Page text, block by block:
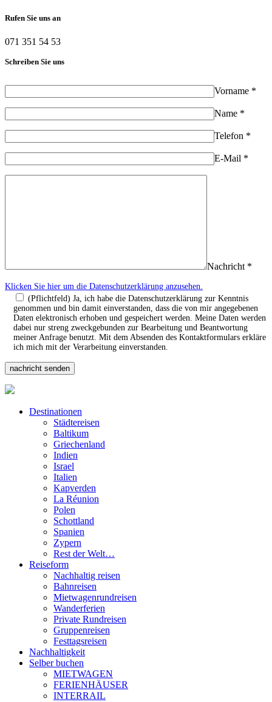
Rufen Sie uns an
071 351 54 53
Schreiben Sie uns
Vorname *
Name *
Telefon *
E-Mail *
Nachricht *
Klicken Sie hier um die Datenschutzerklärung anzusehen.
(Pflichtfeld) Ja, ich habe die Datenschutzerklärung zur Kenntnis
genommen und bin damit einverstanden, dass die von mir angegebenen
Daten elektronisch erhoben und gespeichert werden. Meine Daten werden
dabei nur streng zweckgebunden zur Bearbeitung und Beantwortung
meiner Anfrage benutzt. Mit dem Absenden des Kontaktformulars erkläre
ich mich mit der Verarbeitung einverstanden.
Destinationen
Städtereisen
Baltikum
Griechenland
Indien
Israel
Italien
Kapverden
La Réunion
Polen
Schottland
Spanien
Zypern
Rest der Welt…
Reiseform
Nachhaltig reisen
Bahnreisen
Mietwagenrundreisen
Wanderferien
Private Rundreisen
Gruppenreisen
Festtagsreisen
Nachhaltigkeit
Selber buchen
MIETWAGEN
FERIENHÄUSER
INTERRAIL